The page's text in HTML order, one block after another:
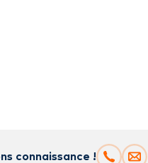
connaissance !